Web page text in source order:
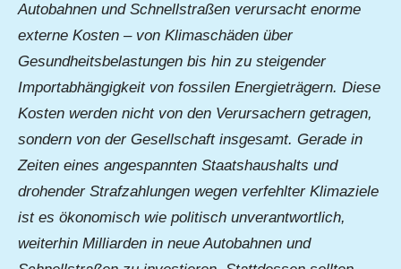
Autobahnen und Schnellstraßen verursacht enorme
externe Kosten – von Klimaschäden über
Gesundheitsbelastungen bis hin zu steigender
Importabhängigkeit von fossilen Energieträgern. Diese
Kosten werden nicht von den Verursachern getragen,
sondern von der Gesellschaft insgesamt. Gerade in
Zeiten eines angespannten Staatshaushalts und
drohender Strafzahlungen wegen verfehlter Klimaziele
ist es ökonomisch wie politisch unverantwortlich,
weiterhin Milliarden in neue Autobahnen und